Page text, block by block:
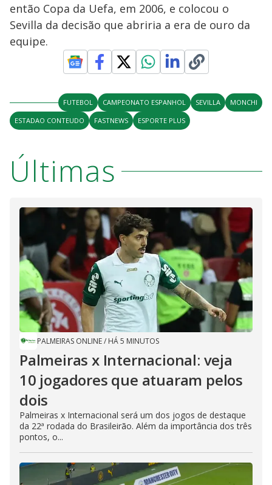
então Copa da Uefa, em 2006, e colocou o
Sevilla da decisão que abriria a era de ouro da
equipe.
FUTEBOL CAMPEONATO ESPANHOL SEVILLA
MONCHI
ESTADAO CONTEUDO
FASTNEWS ESPORTE PLUS
Últimas
PALMEIRAS ONLINE/ HÁ 5 MINUTOS
Palmeiras x Internacional: veja
10 jogadores que atuaram pelos
dois
Palmeiras x Internacional será um dos jogos de destaque
da 22ª rodada do Brasileirão. Além da importância dos três
pontos, o...